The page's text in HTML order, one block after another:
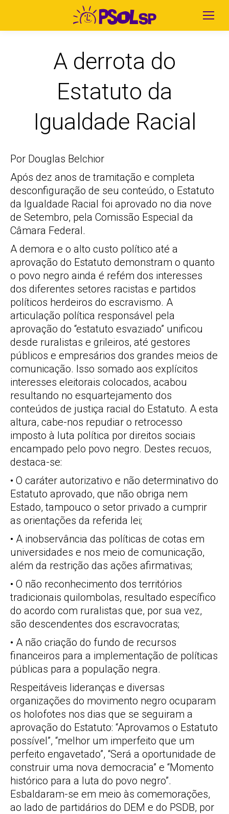
A derrota do
Estatuto da
Igualdade Racial
Por Douglas Belchior
Após dez anos de tramitação e completa
desconfiguração de seu conteúdo, o Estatuto
da Igualdade Racial foi aprovado no dia nove
de Setembro, pela Comissão Especial da
Câmara Federal.
A demora e o alto custo político até a
aprovação do Estatuto demonstram o quanto
o povo negro ainda é refém dos interesses
dos diferentes setores racistas e partidos
políticos herdeiros do escravismo. A
articulação política responsável pela
aprovação do “estatuto esvaziado” unificou
desde ruralistas e grileiros, até gestores
públicos e empresários dos grandes meios de
comunicação. Isso somado aos explícitos
interesses eleitorais colocados, acabou
resultando no esquartejamento dos
conteúdos de justiça racial do Estatuto. A esta
altura, cabe-nos repudiar o retrocesso
imposto à luta política por direitos sociais
encampado pelo povo negro. Destes recuos,
destaca-se:
• O caráter autorizativo e não determinativo do
Estatuto aprovado, que não obriga nem
Estado, tampouco o setor privado a cumprir
as orientações da referida lei;
• A inobservância das políticas de cotas em
universidades e nos meio de comunicação,
além da restrição das ações afirmativas;
• O não reconhecimento dos territórios
tradicionais quilombolas, resultado específico
do acordo com ruralistas que, por sua vez,
são descendentes dos escravocratas;
• A não criação do fundo de recursos
financeiros para a implementação de políticas
públicas para a população negra.
Respeitáveis lideranças e diversas
organizações do movimento negro ocuparam
os holofotes nos dias que se seguiram a
aprovação do Estatuto: “Aprovamos o Estatuto
possível”, “melhor um imperfeito que um
perfeito engavetado”, “Será a oportunidade de
construir uma nova democracia” e “Momento
histórico para a luta do povo negro”.
Esbaldaram-se em meio às comemorações,
ao lado de partidários do DEM e do PSDB, por